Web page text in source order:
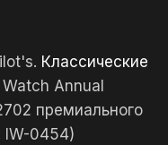
Классические
Annual
премиального
IW-0454)